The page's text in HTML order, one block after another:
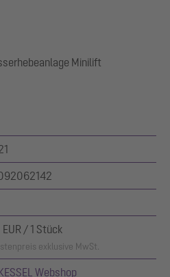
Minilift
/ 1 Stück
exklusive MwSt.
Webshop